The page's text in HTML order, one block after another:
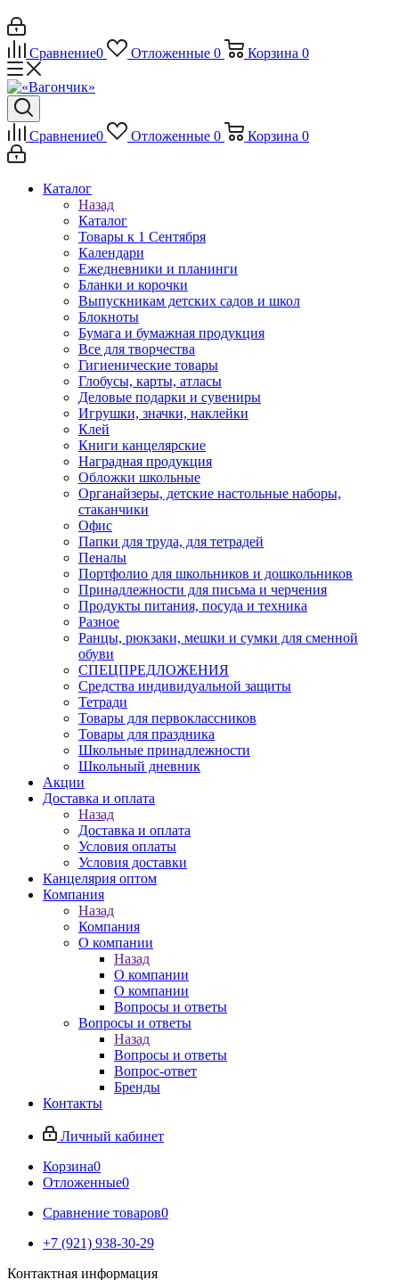
Сравнение0 Отложенные 0 Корзина 0
Сравнение0 Отложенные 0 Корзина 0
Каталог
Назад
Каталог
Товары к 1 Сентября
Календари
Ежедневники и планинги
Бланки и корочки
Выпускникам детских садов и школ
Блокноты
Бумага и бумажная продукция
Все для творчества
Гигиенические товары
Глобусы, карты, атласы
Деловые подарки и сувениры
Игрушки, значки, наклейки
Клей
Книги канцелярские
Наградная продукция
Обложки школьные
Органайзеры, детские настольные наборы,
стаканчики
Офис
Папки для труда, для тетрадей
Пеналы
Портфолио для школьников и дошкольников
Принадлежности для письма и черчения
Продукты питания, посуда и техника
Разное
Ранцы, рюкзаки, мешки и сумки для сменной
обуви
СПЕЦПРЕДЛОЖЕНИЯ
Средства индивидуальной защиты
Тетради
Товары для первоклассников
Товары для праздника
Школьные принадлежности
Школьный дневник
Акции
Доставка и оплата
Назад
Доставка и оплата
Условия оплаты
Условия доставки
Канцелярия оптом
Компания
Назад
Компания
О компании
Назад
О компании
О компании
Вопросы и ответы
Вопросы и ответы
Назад
Вопросы и ответы
Вопрос-ответ
Бренды
Контакты
Личный кабинет
Корзина0
Отложенные0
Сравнение товаров0
+7 (921) 938-30-29
Контактная информация